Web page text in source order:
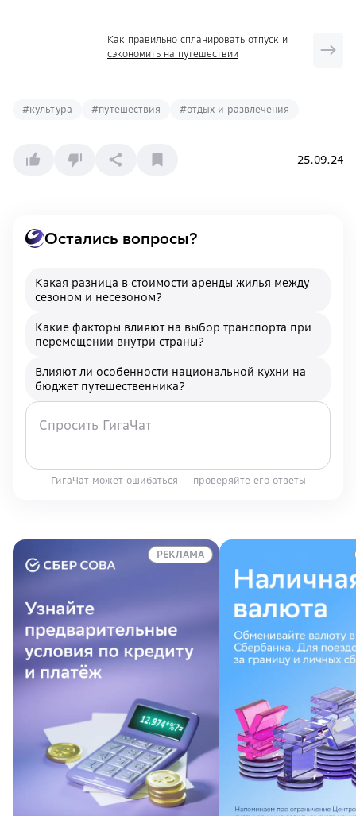
Как правильно спланировать отпуск и
сэкономить на путешествии
#культура #путешествия #отдых и развлечения
25.09.24
Остались вопросы?
Какая разница в стоимости аренды жилья между
сезоном и несезоном?
Какие факторы влияют на выбор транспорта при
перемещении внутри страны?
Влияют ли особенности национальной кухни на
бюджет путешественника?
ГигаЧат может ошибаться — проверяйте его ответы
РЕКЛАМА